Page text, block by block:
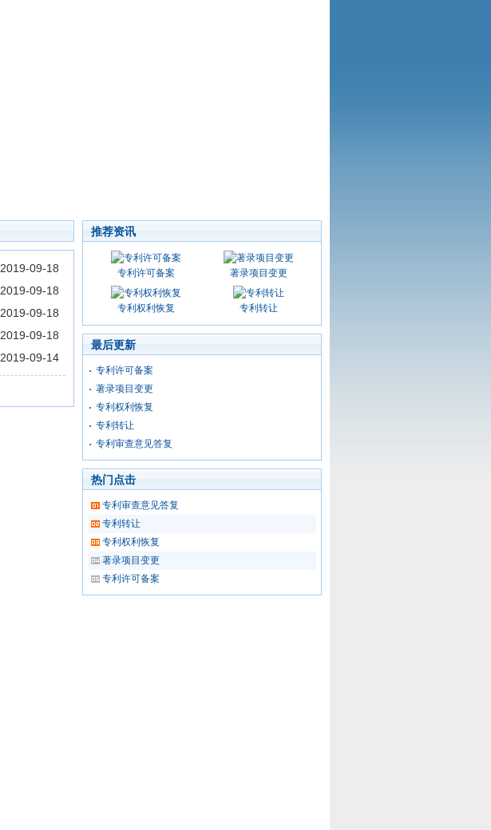
2019-09-18
2019-09-18
2019-09-18
2019-09-18
2019-09-14
推荐资讯
专利许可备案 著录项目变更
专利权利恢复 专利转让
最后更新
专利许可备案
著录项目变更
专利权利恢复
专利转让
专利审查意见答复
热门点击
专利审查意见答复
专利转让
专利权利恢复
著录项目变更
专利许可备案